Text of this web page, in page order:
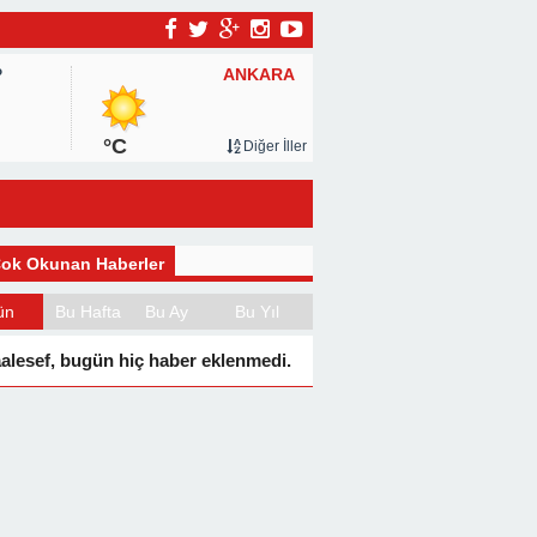
ANKARA
°C Diğer İller
Okunan Haberler
Bu Hafta Bu Ay Bu Yıl
bugün hiç haber eklenmedi.